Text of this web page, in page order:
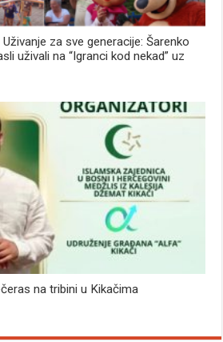
za sve generacije: Šarenko
uživali na “Igranci kod nekad” uz
na tribini u Kikačima